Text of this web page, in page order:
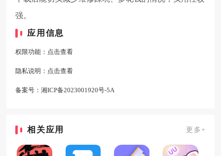
强。
应用信息
权限功能： 点击查看
隐私说明： 点击查看
备案号：湘ICP备2023001920号-5A
相关应用 更多+